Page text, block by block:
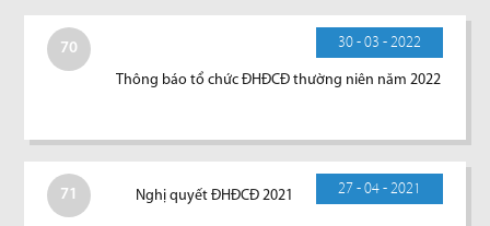
70 30 - 03 - 2022
Thông báo tổ chức ĐHĐCĐ thường niên năm 2022
71 27 - 04 - 2021
Nghị quyết ĐHĐCĐ 2021